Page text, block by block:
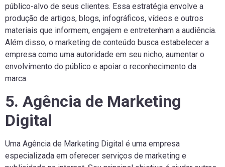
público-alvo de seus clientes. Essa estratégia envolve a
produção de artigos, blogs, infográficos, vídeos e outros
materiais que informem, engajem e entretenham a audiência.
Além disso, o marketing de conteúdo busca estabelecer a
empresa como uma autoridade em seu nicho, aumentar o
envolvimento do público e apoiar o reconhecimento da
marca.
5. Agência de Marketing
Digital
Uma Agência de Marketing Digital é uma empresa
especializada em oferecer serviços de marketing e